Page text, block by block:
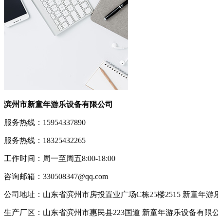
滨州市新童年游乐设备有限公司
服务热线：15954337890
服务热线：18325432265
工作时间：周一至周五8:00-18:00
咨询邮箱：330508347@qq.com
公司地址：山东省滨州市房投置业广场C栋25楼2515 新童年游
生产厂区：山东省滨州市惠民县223国道 新童年游乐设备有限